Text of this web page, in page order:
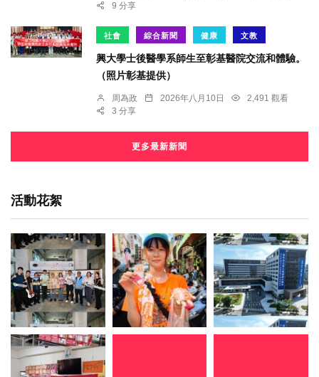
9 分享
社會 綜合新聞 健康 文教
興大學士後醫學系師生至彰基醫院交流和體驗。
（照片彰基提供）
周為政 2026年八月10日
2,491 觀看
3 分享
更多最新新聞
活動花絮